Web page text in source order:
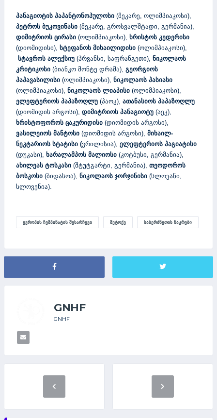
პანაგიოტის პაპანტონოპულოსი (მეკარე, ოლიმპიაკოსი),
პეტროს ბუკოვინასი (მეკარე, გროსვალშტადი, გერმანია),
დიმიტრიოს ცირასი (ოლიმპიაკოსი), ხრისტოს კედერისი
(დიომიდისი), სტეფანოს მიხაილიდისი (ოლიმპიაკოსი),
სტავროს ალექსიუ (პრვანსი, საფრანგეთი), ნიკოლაოს
კრიტიკოსი (ბიანკო მონტე დრამა), გეორგიოს
პაპავასილისი (ოლიმპიაკოსი), ნიკოლაოს პასიასი
(ოლიმპიაკოსი), ნიკოლაოს ლიაპისი (ოლიმპიაკოსი),
ელეფტერიოს პაპაზოღლუ (პაოკ), ათანასიოს პაპაზოღლუ
(დიომიდის არგოსი), დიმიტრიოს პანაგიოტუ (აეკ),
ხრისტოფოროს ცაკურიდისი (დიომიდის არგოსი),
ვასილეიოს მანტოსი (დიომიდის არგოსი), მიხაილ-
ნეკტარიოს სტატისი (ვრილისია), ელეფტერიოს პაგიატისი
(დუკასი), ხარალამპოს მალიოსი (კოტბუსი, გერმანია),
ახილეას ტოსკასი (შტუტგარტი, გერმანია), თეოდოროს
ბოსკოსი (ბიდასოა), ნიკოლაოს ჯორჯინისი (სლოვანი,
სლოვენია).
ᲔᲕᲠᲝᲞᲘᲡ ᲩᲔᲛᲞᲘᲜᲐᲢᲘᲡ ᲨᲔᲡᲐᲠᲩᲔᲕᲘ ᲛᲔᲢᲝᲥᲔ ᲡᲐᲑᲔᲠᲫᲜᲔᲗᲘᲡ ᲜᲐᲙᲠᲔᲑᲘ
GNHF
GNHF